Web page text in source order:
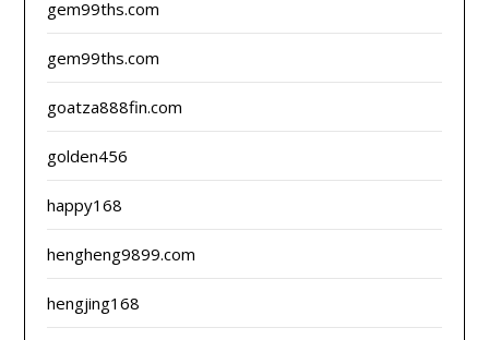
gem99ths.com
gem99ths.com
goatza888fin.com
golden456
happy168
hengheng9899.com
hengjing168